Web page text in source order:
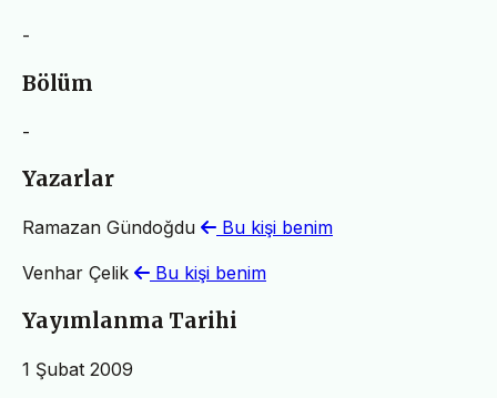
-
Bölüm
-
Yazarlar
Ramazan Gündoğdu Bu kişi benim
Venhar Çelik Bu kişi benim
Yayımlanma Tarihi
1 Şubat 2009